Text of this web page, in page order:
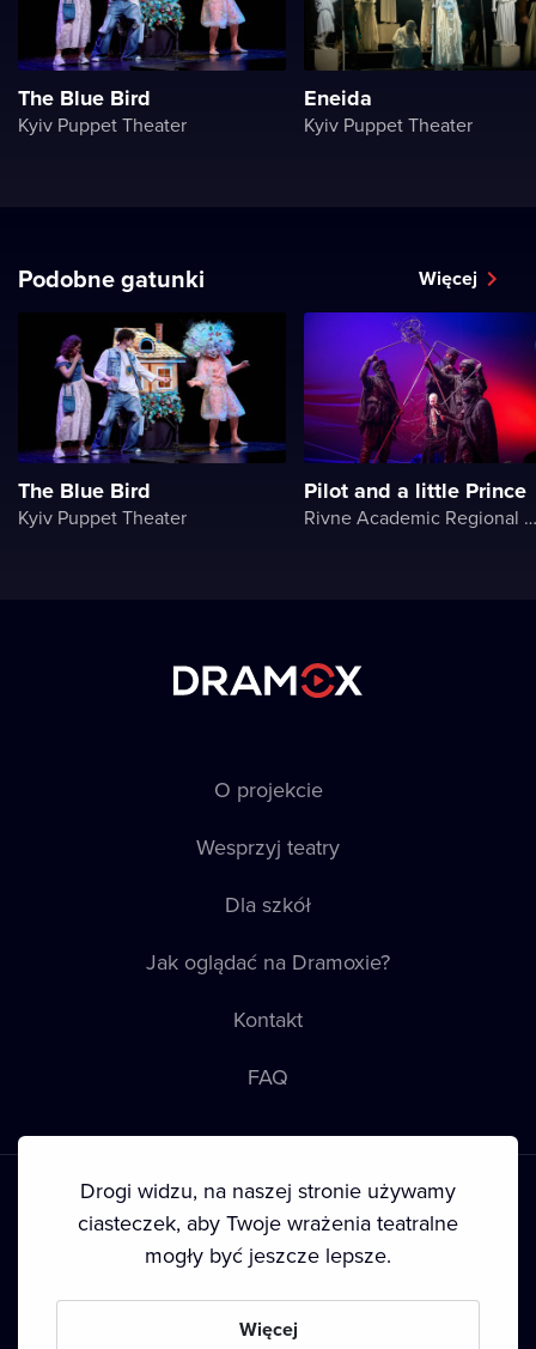
The Blue Bird
Kyiv Puppet Theater
Eneida
Kyiv Puppet Theater
Podobne gatunki Więcej
The Blue Bird
Kyiv Puppet Theater
Pilot and a little Prince
Rivne Academic Regional Puppet Theater
O projekcie
Wesprzyj teatry
Dla szkół
Jak oglądać na Dramoxie?
Kontakt
FAQ
Prawa autorskie
Drogi widzu, na naszej stronie używamy
ciasteczek, aby Twoje wrażenia teatralne
mogły być jeszcze lepsze.
Więcej